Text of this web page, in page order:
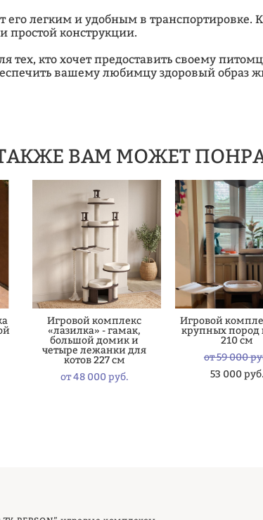
его легким и удобным в
простой конструкции.
тех, кто хочет предоставить своему
вашему любимцу здоровый образ
ВАМ МОЖЕТ
Игровой комплекс
«лазилка» - гамак,
большой домик и
четыре лежанки для
котов 227 см
от 48 000 pуб.
Игровой
крупных пород
210 см
от 59 000
53 000 pуб.